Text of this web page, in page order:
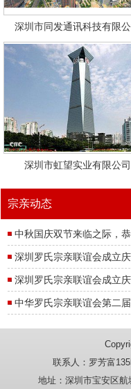
深圳市同发通讯科技有限公
深圳市虹望实业有限公司
宗亲动态
深圳罗氏宗亲联谊会成立庆
深圳罗氏宗亲联谊会成立庆
联系人：罗芳富
地址：深圳市宝安区